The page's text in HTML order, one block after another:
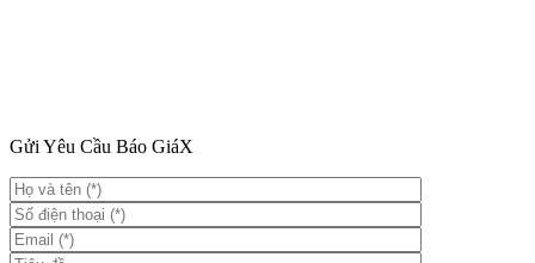
Gửi Yêu Cầu Báo GiáX